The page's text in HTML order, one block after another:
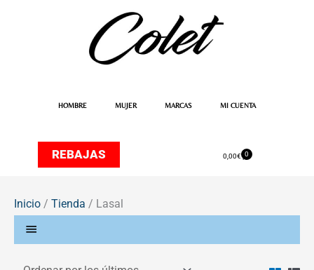
HOMBRE MUJER MARCAS MI CUENTA
REBAJAS 0,00€ 0
Carrito
Inicio / Tienda / Lasal